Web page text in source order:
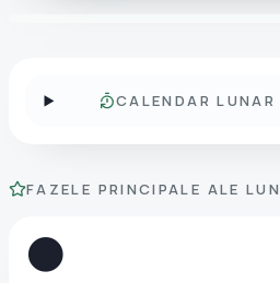
CALENDAR
FAZELE PRINCIPALE ALE
🌑